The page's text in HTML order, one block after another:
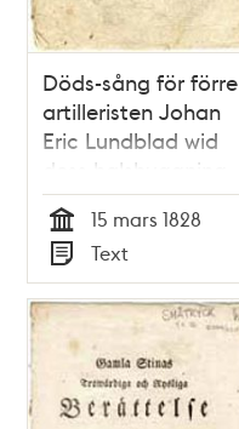
Döds-sång för förre
artilleristen Johan
Eric Lundblad wid
dess halshuggning
den 15 Mars 1828:
jemte en forrt af
honom sjelf
meddelad
underrättelse om
sitt brott och sina
öfriga lefnadsöden
Tid
15 mars 1828
Typ
Text